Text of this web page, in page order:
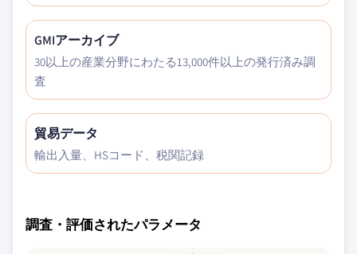
GMIアーカイブ
30以上の産業分野にわたる13,000件以上の発行済み調
査
貿易データ
輸出入量、HSコード、税関記録
調査・評価されたパラメータ